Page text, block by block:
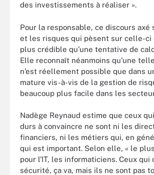
des investissements à réaliser ».
Pour la responsable, ce discours axé
et les risques qui pèsent sur celle-ci
plus crédible qu’une tentative de
Elle reconnaît néanmoins qu’une
n’est réellement possible que dans
mature vis-à-vis de la gestion de
beaucoup plus facile dans les
Nadège Reynaud estime que ceux
durs à convaincre ne sont ni les
financiers, ni les métiers qui, en
qui est important. Selon elle, « le plus
pour l’IT, les informaticiens. Ceux qui
sécurité, ça va, mais ils ne sont pas